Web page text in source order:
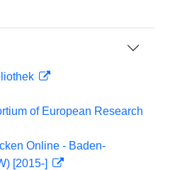
of European Research
Online - Baden-
[2015-]